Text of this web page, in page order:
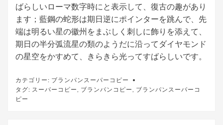
ばらしいローマ数字時にと表示して、復古の趣があり
ます；藍鋼の蛇形は期日逆にポインターを跳んで、先
端は明るい星の徽州をまぶしく刺しに飾りを添えて、
期日の半分弧流星の類のようだに沿ってダイヤモンド
の星空をかすめて、きらきら光ってすばらしいです。
カテゴリー: ブランパンスーパーコピー
タグ: スーパーコピー, ブランパンコピー, ブランパンスーパーコ
ピー